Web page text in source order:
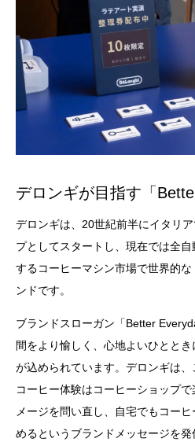
デロンギが目指す「
デロンギは、20世紀前半にイタリ
プとしてスタートし、現在では全
するコーヒーマシン市場で世界的
ンドです。
ブランドスローガン「Better
間をより愉しく、心地よいひとと
が込められています。デロンギは
コーヒー体験はコーヒーショップ
メージを問い直し、自宅でもコー
めるというブランドメッセージを発